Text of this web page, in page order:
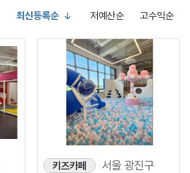
최신등록순 저예산순 고수익순
키즈카페 서울 광진구